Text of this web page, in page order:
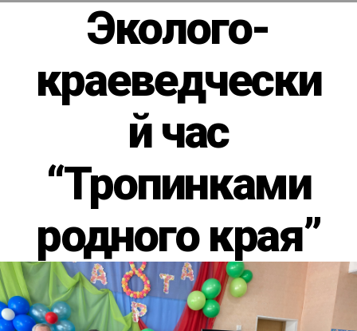
Эколого-
краеведчески
й час
“Тропинками
родного края”